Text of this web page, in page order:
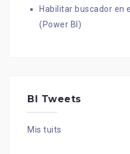
Habilitar buscador en
(Power BI)
BI Tweets
Mis tuits